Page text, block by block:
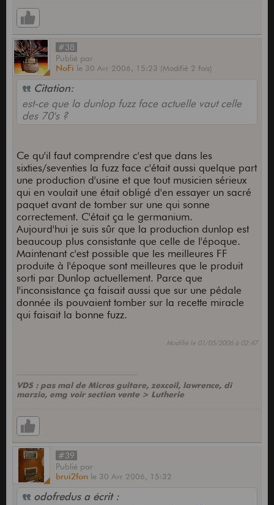
#38
Publié par
NoFi le 30 Avr 2006, 15:23 (Modifié 2 fois)
Citation:
est-ce que la dunlop fuzz face actuelle vaut celle
des 70's ?
Ce qu'il faut comprendre c'est que dans les
sixties/seventies la fuzz face c'était aussi quelque part
une production d'usine et que tout musicien sérieux
qui en voulait une était obligé d'en essayer un sacré
paquet avant de tomber sur une qui sonne
correctement. C'était ça le germanium.
Aujourd'hui je suis sûr que la production dunlop est
beaucoup plus consistante que celle de l'époque.
Maintenant c'est possible que les meilleures FF
produite à l'époque sont meilleures que le produit
sorti par Dunlop actuellement. Parce que
l'inconsistance ça faisait aussi que sur une pédale
donnée ils pouvaient tomber sur la recette miracle
qui faisait la bonne fuzz.
Modifié le 01/05/2006 à 02:47
VDS : pas mal de Micros guitare, zexcoil, lawrence, di
marzio, emg voir section vente > Lutherie
#39
Publié par
brui2fon le 30 Avr 2006, 15:32
odofredus a écrit :